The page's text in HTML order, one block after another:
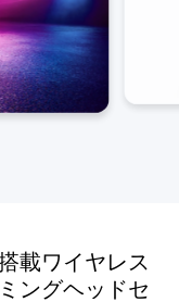
載ワイヤレス
ングヘッドセ